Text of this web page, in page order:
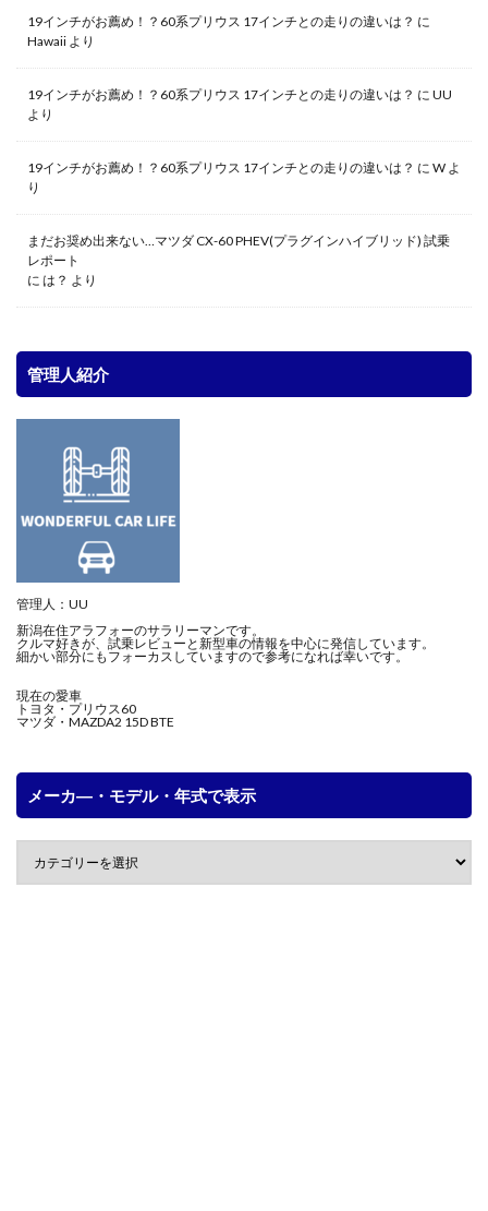
19インチがお薦め！？60系プリウス 17インチとの走りの違いは？ に
Hawaii より
19インチがお薦め！？60系プリウス 17インチとの走りの違いは？ に UU
より
19インチがお薦め！？60系プリウス 17インチとの走りの違いは？ に W よ
り
まだお奨め出来ない…マツダ CX-60 PHEV(プラグインハイブリッド) 試乗
レポート
に は？ より
管理人紹介
管理人：UU
新潟在住アラフォーのサラリーマンです。
クルマ好きが、試乗レビューと新型車の情報を中心に発信しています。
細かい部分にもフォーカスしていますので参考になれば幸いです。
現在の愛車
トヨタ・プリウス60
マツダ・MAZDA2 15D BTE
メーカ―・モデル・年式で表示